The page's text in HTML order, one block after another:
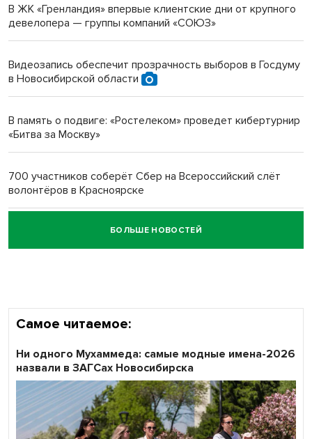
Новосибирский преподаватель с женой вошли в топ-16
В ЖК «Гренландия» впервые клиентские дни от крупного
девелопера — группы компаний «СОЮЗ»
Видеозапись обеспечит прозрачность выборов в Госдуму
в Новосибирской области
В память о подвиге: «Ростелеком» проведет кибертурнир
«Битва за Москву»
700 участников соберёт Сбер на Всероссийский слёт
волонтёров в Красноярске
Честный выбор: видеонаблюдение обеспечит
объективность результатов ЕДГ в Новосибирской
БОЛЬШЕ НОВОСТЕЙ
Самое читаемое:
Ни одного Мухаммеда: самые модные имена-2026
назвали в ЗАГСах Новосибирска